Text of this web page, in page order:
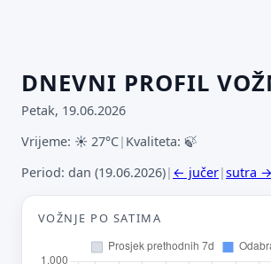
DNEVNI PROFIL
Petak, 19.06.2026
Vrijeme: ☀ 27°C| Kvaliteta: 🍃
Period: dan (19.06.2026)| ← jučer|sutra →
VOŽNJE PO SATIMA
Predloži poboljšanje ove